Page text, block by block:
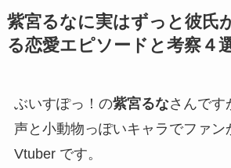
紫宮るなに実はずっと彼氏
る恋愛エピソードと考察４
ぶいすぽっ！の紫宮るなさんです
声と小動物っぽいキャラでファン
Vtuber です。